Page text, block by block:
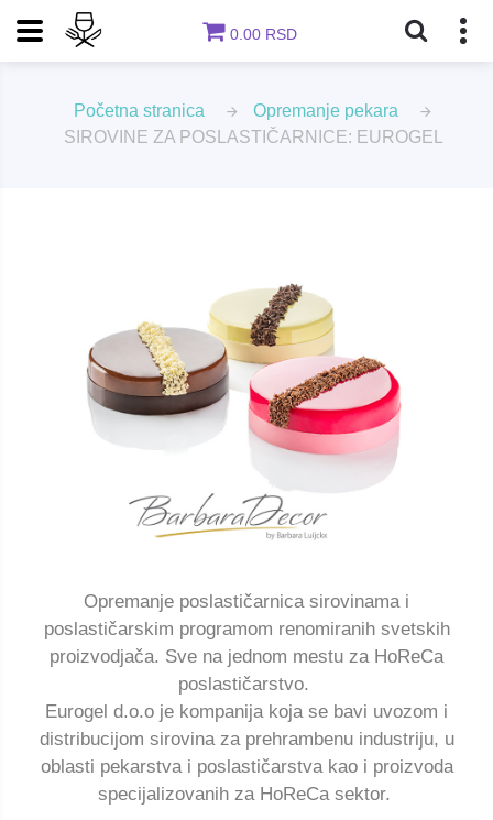
0.00 RSD
Početna stranica
Opremanje pekara
SIROVINE ZA POSLASTIČARNICE: EUROGEL
Opremanje poslastičarnica sirovinama i
poslastičarskim programom renomiranih svetskih
proizvodjača. Sve na jednom mestu za HoReCa
poslastičarstvo.
Eurogel d.o.o je kompanija koja se bavi uvozom i
distribucijom sirovina za prehrambenu industriju, u
oblasti pekarstva i poslastičarstva kao i proizvoda
specijalizovanih za HoReCa sektor.